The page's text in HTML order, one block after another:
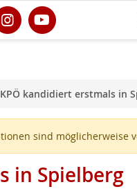
KPÖ kandidiert erstmals in
sind möglicherweise
in Spielberg